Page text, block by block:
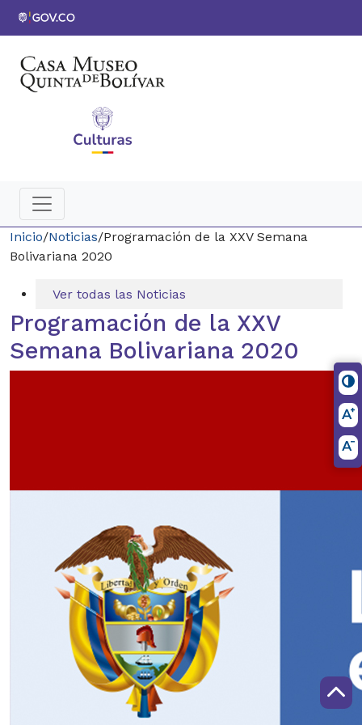
Inicio/Noticias/Programación de la XXV Semana
Bolivariana 2020
Ver todas las Noticias
Programación de la XXV
Semana Bolivariana 2020